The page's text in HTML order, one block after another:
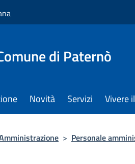
di Paternò
Novità Servizi Vivere
> Personale